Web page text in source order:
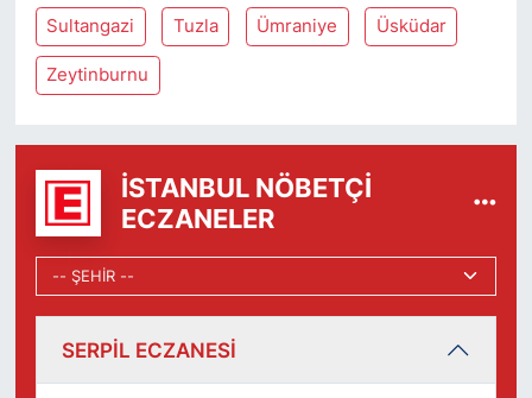
Sultangazi Tuzla Ümraniye Üsküdar
Zeytinburnu
İSTANBUL NÖBETÇI
ECZANELER
SERPİL ECZANESİ